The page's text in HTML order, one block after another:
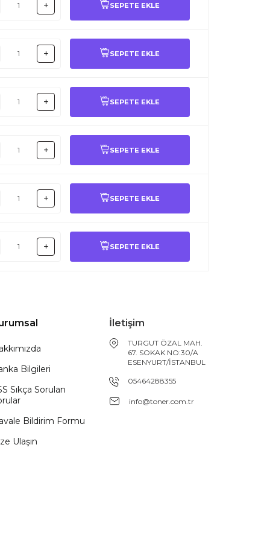
SEPETE EKLE
SEPETE EKLE
SEPETE EKLE
SEPETE EKLE
SEPETE EKLE
SEPETE EKLE
Bilgileri
Sıkça Sorulan
Bildirim Formu
Ulaşın
İletişim
TURGUT ÖZAL MAH.
67. SOKAK NO:30/A
ESENYURT/İSTANBUL
05464288355
info@toner.com.tr